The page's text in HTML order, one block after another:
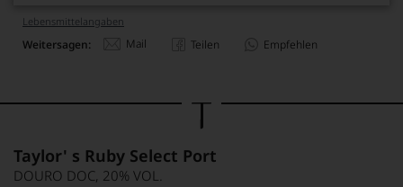
Lebensmittel­angaben
Weitersagen: Mail Teilen Empfehlen
Taylor' s Ruby Select Port
DOURO DOC, 20% VOL.